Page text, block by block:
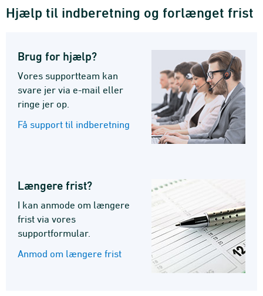
Hjælp til indberetning og forlænget frist
Brug for hjælp?
Vores supportteam kan
svare jer via e-mail eller
ringe jer op.
Få support til indberetning
Længere frist?
I kan anmode om længere
frist via vores
supportformular.
Anmod om længere frist